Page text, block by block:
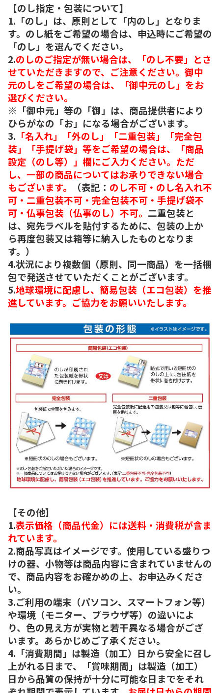
【のし指定・包装について】
1.「のし」は、原則として「内のし」となりま
す。のし紙をご希望の場合は、申込時にご希望の
「のし」を選んでください。
2.のしのご指定が無い場合は、「のし不要」とさ
せていただきますので、ご注意ください。御中
元のしをご希望の場合は、「御中元のし」をお
選びください。
※「御中元」等の「御」は、商品提供者により
ひらがなの「お」になる場合がございます。
3. 「名入れ」「外のし」「二重包装」「完全包
装」「手提げ袋」等をご希望の場合は、「商品
設定（のし等）」欄にご入力ください。ただ
し、一部の商品についてはお承りできない場合
もございます。
（表記： のし不可・のし名入れ不
可・二重包装不可・完全包装不可・手提げ袋不
可・仏事包装（仏事のし）不可。 二重包装と
は、宛先ラベルを貼付するために、包装の上か
ら再度包装又は箱等に納入したものとなりま
す。）
4.状況により複数個（原則、同一商品）を一括梱
包で発送させていただくことがございます。
5.地球環境に配慮し、簡易包装（エコ包装）を推
進しています。ご協力をお願いいたします。
【その他】
1.表示価格（商品代金）には送料・消費税が含ま
れています。
2.商品写真はイメージです。使用している盛りつ
けの器、小物等は商品内容に含まれていませんの
で、商品内容をお確かめの上、お申込みくださ
い。
3.ご利用の端末（パソコン、スマートフォン等）
や環境（モニター、ブラウザ等）の違いによ
り、色の見え方が実物と若干異なる場合がござ
います。あらかじめご了承ください。
4.「消費期間」は製造（加工）日から安全に召し
上がれる日まで、「賞味期間」は製造（加工）
日から品質の保持が十分に可能な日までをそれ